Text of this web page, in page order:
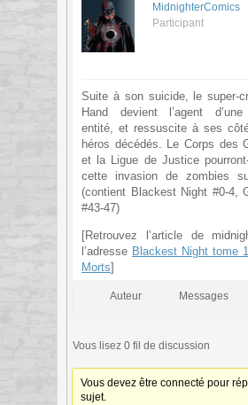
MidnighterComics
Participant
Suite à son suicide, le super-
Hand devient l’agent d’une
entité, et ressuscite à ses
héros décédés. Le Corps des
et la Ligue de Justice
cette invasion de zombies
(contient Blackest Night #0-4,
#43-47)
[Retrouvez l’article de
l’adresse Blackest Night tome
Morts]
Auteur Messages
Vous lisez 0 fil de discussion
Vous devez être connecté pour
sujet.